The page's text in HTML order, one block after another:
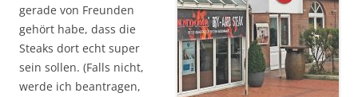
gerade von Freunden
gehört habe, dass die
Steaks dort echt super
sein sollen. (Falls nicht,
werde ich beantragen,